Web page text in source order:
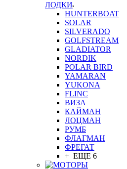
ЛОДКИ
HUNTERBOAT
SOLAR
SILVERADO
GOLFSTREAM
GLADIATOR
NORDIK
POLAR BIRD
YAMARAN
YUKONA
FLINC
ВИЗА
КАЙМАН
ЛОЦМАН
РУМБ
ФЛАГМАН
ФРЕГАТ
+ ЕЩЕ 6